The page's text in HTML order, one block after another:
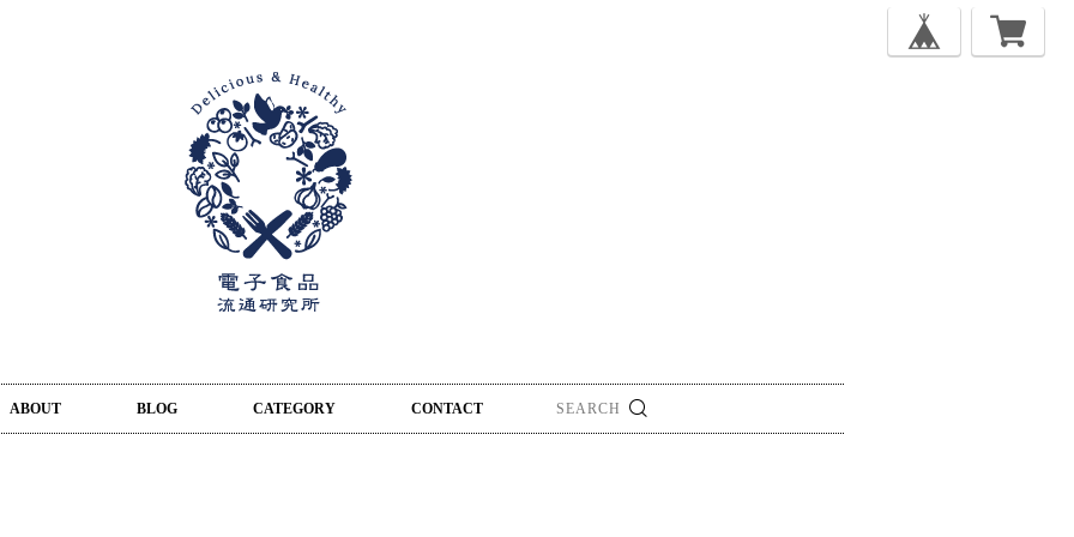
ABOUT BLOG CATEGORY CONTACT